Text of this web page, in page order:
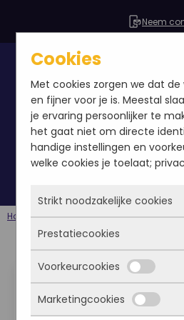
Neem
Blog
Home Berichten Blog Pagina7
Linkbuild
Cookies
Met cookies zorgen we dat
en fijner voor je is. Meestal
je ervaring persoonlijker te
het gaat niet om directe
handige instellingen en
welke cookies je toelaat;
Strikt noodzakelijke cookies
Deze cookies zorgen ervoor
überhaupt werkt. Ze zijn
kunnen niet worden
ze alleen geplaatst als jij
inloggen, een formulier
Prestatiecookies
Met deze cookies zien we
bezocht wordt, waar
komen en welke pagina’s
Voorkeurcookies
Deze cookies onthouden
Marketingcookies